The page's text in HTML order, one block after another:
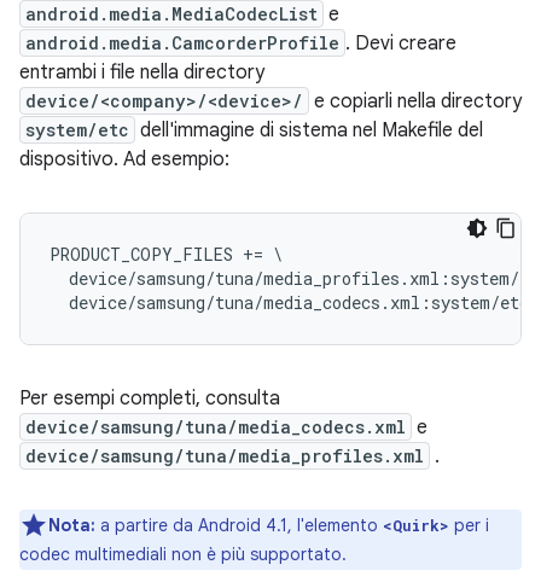
android.media.MediaCodecList e
android.media.CamcorderProfile . Devi creare
entrambi i file nella directory
device/<company>/<device>/ e copiarli nella directory
system/etc dell'immagine di sistema nel Makefile del
dispositivo. Ad esempio:
PRODUCT_COPY_FILES += \
device/samsung/tuna/media_profiles.xml:system/
Per esempi completi, consulta
device/samsung/tuna/media_codecs.xml e
device/samsung/tuna/media_profiles.xml .
Nota: a partire da Android 4.1, l'elemento <Quirk> per i
codec multimediali non è più supportato.